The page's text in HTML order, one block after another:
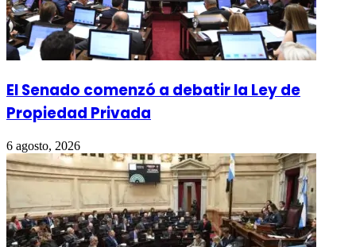
El Senado comenzó a debatir la Ley de
Propiedad Privada
6 agosto, 2026